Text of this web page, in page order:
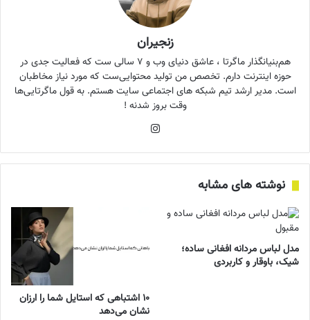
زنجیران
هم‌بنیانگذار ماگرتا ، عاشق دنیای وب و ۷ سالی ست که فعالیت جدی در
حوزه اینترنت دارم. تخصص من تولید محتوایی‌ست که مورد نیاز مخاطبان
است. مدیر ارشد تیم شبکه های اجتماعی سایت هستم. به قول ماگرتایی‌ها
وقت بروز شدنه !
نوشته های مشابه
مدل لباس مردانه افغانی ساده؛
شیک، باوقار و کاربردی
۱۰ اشتباهی که استایل شما را ارزان
نشان می‌دهد